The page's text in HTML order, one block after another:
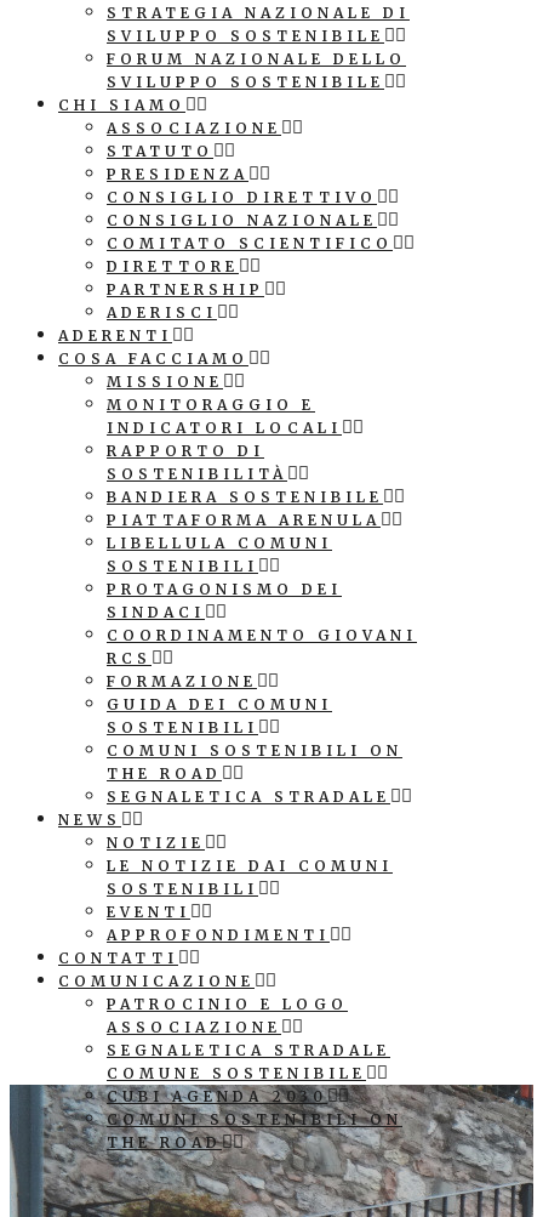
STRATEGIA NAZIONALE DI
SVILUPPO SOSTENIBILE
FORUM NAZIONALE DELLO
SVILUPPO SOSTENIBILE
CHI SIAMO
ASSOCIAZIONE
STATUTO
PRESIDENZA
CONSIGLIO DIRETTIVO
CONSIGLIO NAZIONALE
COMITATO SCIENTIFICO
DIRETTORE
PARTNERSHIP
ADERISCI
ADERENTI
COSA FACCIAMO
MISSIONE
MONITORAGGIO E
INDICATORI LOCALI
RAPPORTO DI
SOSTENIBILITÀ
BANDIERA SOSTENIBILE
PIATTAFORMA ARENULA
LIBELLULA COMUNI
SOSTENIBILI
PROTAGONISMO DEI
SINDACI
COORDINAMENTO GIOVANI
RCS
FORMAZIONE
GUIDA DEI COMUNI
SOSTENIBILI
COMUNI SOSTENIBILI ON
THE ROAD
SEGNALETICA STRADALE
NEWS
NOTIZIE
LE NOTIZIE DAI COMUNI
SOSTENIBILI
EVENTI
APPROFONDIMENTI
CONTATTI
COMUNICAZIONE
PATROCINIO E LOGO
ASSOCIAZIONE
SEGNALETICA STRADALE
COMUNE SOSTENIBILE
CUBI AGENDA 2030
COMUNI SOSTENIBILI ON
THE ROAD